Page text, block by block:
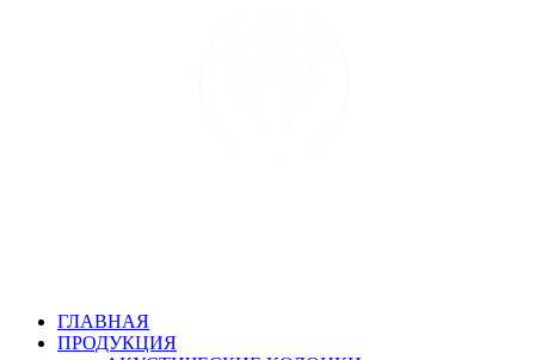
ГЛАВНАЯ
ПРОДУКЦИЯ